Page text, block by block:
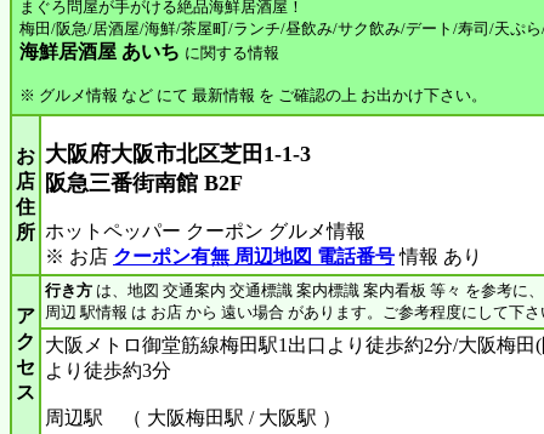
まぐろ問屋が手がける絶品海鮮居酒屋！
梅田/阪急/居酒屋/海鮮/茶屋町/ランチ/昼飲み/サク飲み/デート/寿司/天ぷ
海鮮居酒屋 あいち に関する情報
※ グルメ情報 など にて 最新情報 を ご確認の上 お出かけ下さい。
お
店
住
所
大阪府大阪市北区芝田1-1-3
阪急三番街南館 B2F
ホットペッパー クーポン グルメ情報
※ お店 クーポン有無 周辺地図 電話番号情報 あり
ア
ク
セ
ス
行き方 は、地図 交通案内 交通標識 案内標識 案内看板 等々 を参考に
周辺 駅情報 は お店 から 遠い場合 があります。ご参考程度にして下
大阪メトロ御堂筋線梅田駅1出口より徒歩約2分/大阪梅田
より徒歩約3分
周辺駅 （ 大阪梅田駅 / 大阪駅 ）